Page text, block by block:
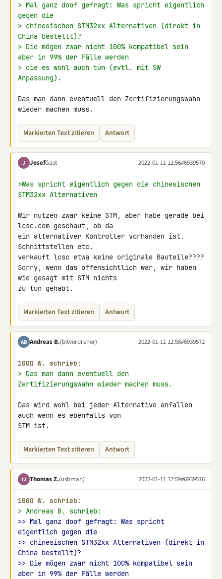
> Mal ganz doof gefragt: Was spricht eigentlich
gegen die
> chinesischen STM32xx Alternativen (direkt in
China bestellt)?
> Die mögen zwar nicht 100% kompatibel sein
aber in 99% der Fälle werden
> die es wohl auch tun (evtl. mit SW
Anpassung).
Das man dann eventuell den Zertifizierungswahn
wieder machen muss.
Markierten Text zitieren Antwort
J JosefGast 2022-01-11 12:56#6939570
>Was spricht eigentlich gegen die chinesischen
STM32xx Alternativen
Wir nutzen zwar keine STM, aber habe gerade bei
lcsc.com geschaut, ob da
ein alternativer Kontroller vorhanden ist.
Schnittstellen etc.
verkauft lcsc etwa keine originale Bauteile????
Sorry, wenn das offensichtlich war, wir haben
wie gesagt mit STM nichts
zu tun gehabt.
Markierten Text zitieren Antwort
AB Andreas B.(bitverdreher) 2022-01-11 12:58#6939572
100Ω W. schrieb:
> Das man dann eventuell den
Zertifizierungswahn wieder machen muss.
Das wird wohl bei jeder Alternative anfallen
auch wenn es ebenfalls von
STM ist.
Markierten Text zitieren Antwort
TZ Thomas Z.(usbman) 2022-01-11 12:59#6939576
100Ω W. schrieb:
> Andreas B. schrieb:
>> Mal ganz doof gefragt: Was spricht
eigentlich gegen die
>> chinesischen STM32xx Alternativen (direkt in
China bestellt)?
>> Die mögen zwar nicht 100% kompatibel sein
aber in 99% der Fälle werden